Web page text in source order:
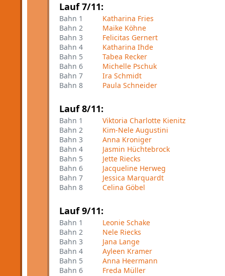
Lauf 7/11:
Bahn 1
Katharina Fries
Bahn 2
Maike Köhne
Bahn 3
Felicitas Gernert
Bahn 4
Katharina Ihde
Bahn 5
Tabea Recker
Bahn 6
Michelle Pschuk
Bahn 7
Ira Schmidt
Bahn 8
Paula Schneider
Lauf 8/11:
Bahn 1
Viktoria Charlotte Kienitz
Bahn 2
Kim-Nele Augustini
Bahn 3
Anna Kroniger
Bahn 4
Jasmin Hüchtebrock
Bahn 5
Jette Riecks
Bahn 6
Jacqueline Herweg
Bahn 7
Jessica Marquardt
Bahn 8
Celina Göbel
Lauf 9/11:
Bahn 1
Leonie Schake
Bahn 2
Nele Riecks
Bahn 3
Jana Lange
Bahn 4
Ayleen Kramer
Bahn 5
Anna Heermann
Bahn 6
Freda Müller